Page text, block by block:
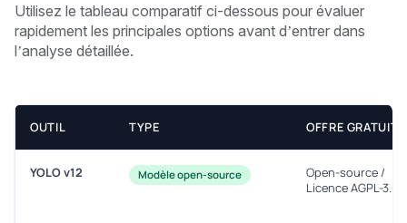
Utilisez le tableau comparatif ci-dessous pour évaluer
rapidement les principales options avant d’entrer dans
l’analyse détaillée.
OUTIL TYPE OFFRE GRATUITE
YOLO v12 Modèle open-source
Open-source /
Licence AGPL-3.0